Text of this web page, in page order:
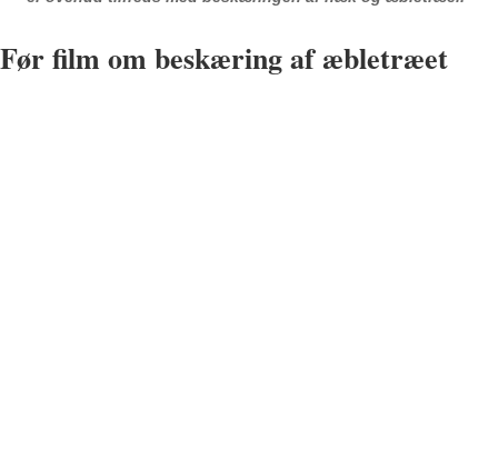
Før film om beskæring af æbletræet